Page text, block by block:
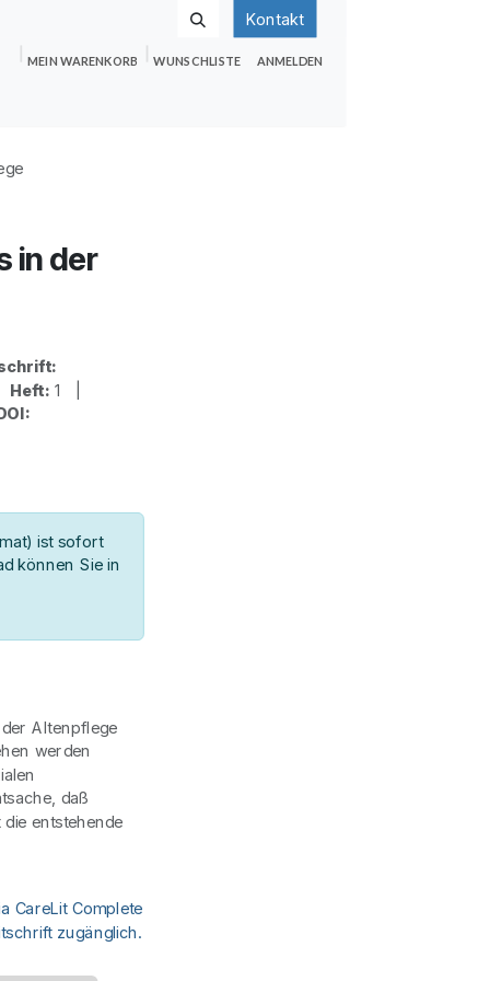
Kontakt
MEIN WARENKORB WUNSCHLISTE ANMELDEN
in der
Heft: 1 |
ist sofort
können Sie in
Altenpflege
werden
daß
entstehende
CareLit Complete
zugänglich.